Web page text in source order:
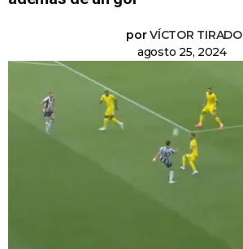
porVÍCTOR TIRADO
agosto 25, 2024